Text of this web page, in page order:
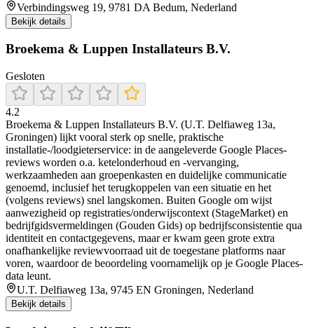
Verbindingsweg 19, 9781 DA Bedum, Nederland
Bekijk details
Broekema & Luppen Installateurs B.V.
Gesloten
4.2
Broekema & Luppen Installateurs B.V. (U.T. Delfiaweg 13a,
Groningen) lijkt vooral sterk op snelle, praktische
installatie-/loodgieterservice: in de aangeleverde Google Places-
reviews worden o.a. ketelonderhoud en -vervanging,
werkzaamheden aan groepenkasten en duidelijke communicatie
genoemd, inclusief het terugkoppelen van een situatie en het
(volgens reviews) snel langskomen. Buiten Google om wijst
aanwezigheid op registraties/onderwijscontext (StageMarket) en
bedrijfgidsvermeldingen (Gouden Gids) op bedrijfsconsistentie qua
identiteit en contactgegevens, maar er kwam geen grote extra
onafhankelijke reviewvoorraad uit de toegestane platforms naar
voren, waardoor de beoordeling voornamelijk op je Google Places-
data leunt.
U.T. Delfiaweg 13a, 9745 EN Groningen, Nederland
Bekijk details